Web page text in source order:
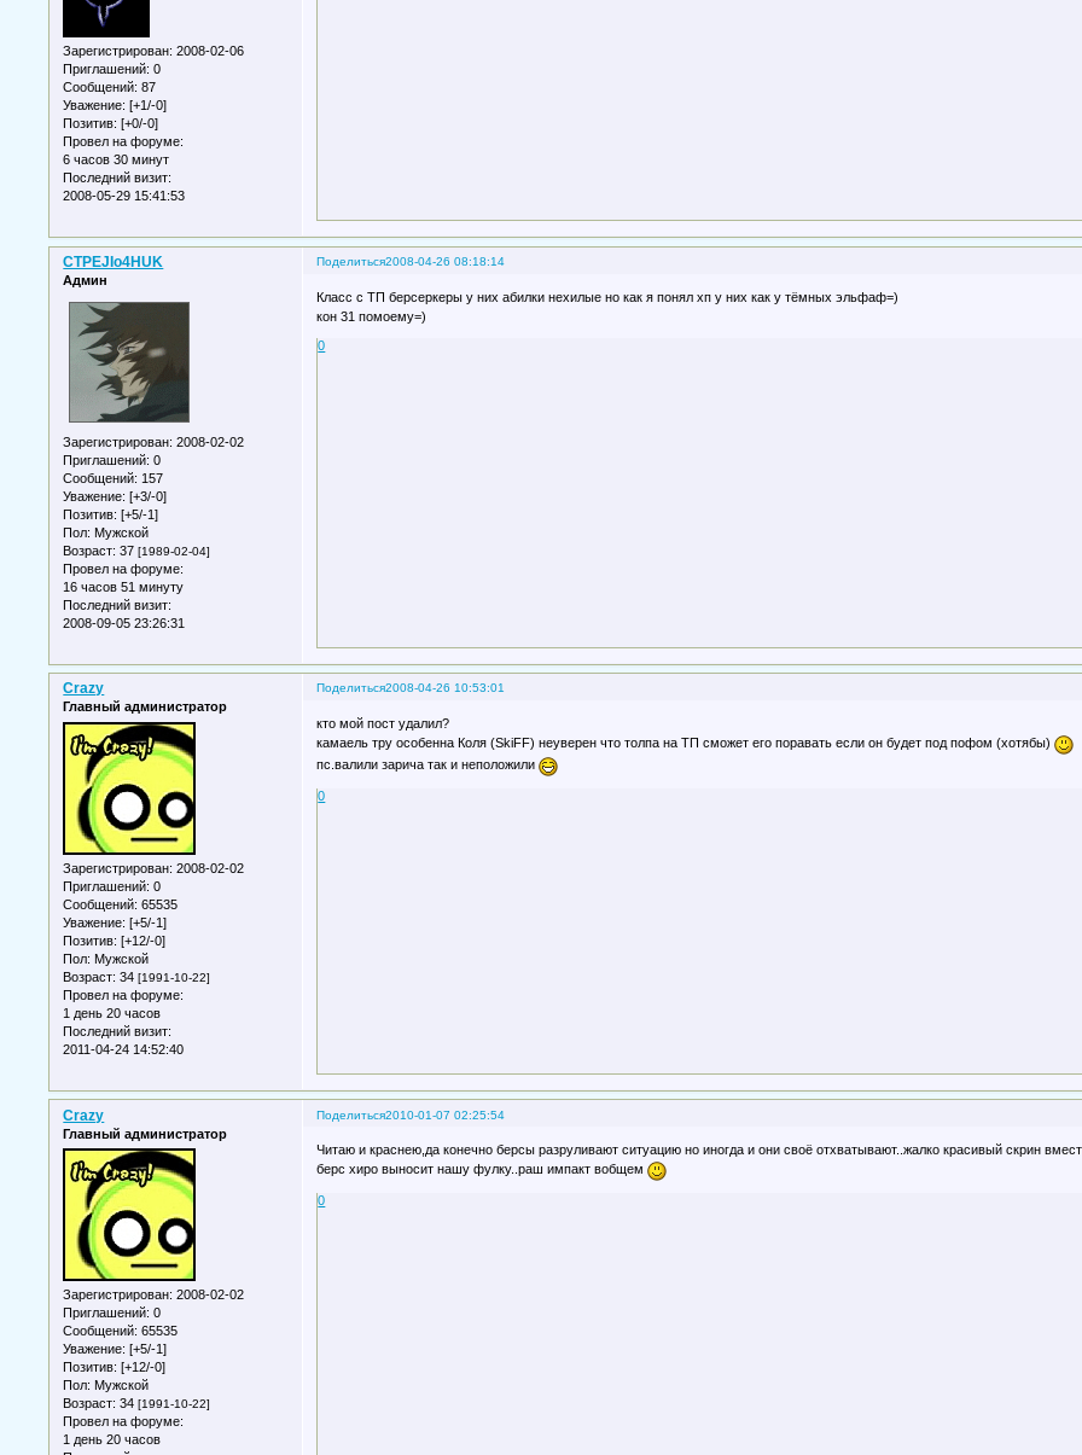
Зарегистрирован: 2008-02-06
Приглашений: 0
Сообщений: 87
Уважение: [+1/-0]
Позитив: [+0/-0]
Провел на форуме:
6 часов 30 минут
Последний визит:
2008-05-29 15:41:53
Поделиться2008-04-26 08:18:14
CTPEJIo4HUK
Админ
Зарегистрирован: 2008-02-02
Приглашений: 0
Сообщений: 157
Уважение: [+3/-0]
Позитив: [+5/-1]
Пол: Мужской
Возраст: 37[1989-02-04]
Провел на форуме:
16 часов 51 минуту
Последний визит:
2008-09-05 23:26:31
Класс с ТП берсеркеры у них абилки нехилые но как я понял хп у них как у тёмных эльфаф=)
кон 31 помоему=)
0
Поделиться2008-04-26 10:53:01
Crazy
Главный администратор
Зарегистрирован: 2008-02-02
Приглашений: 0
Сообщений: 65535
Уважение: [+5/-1]
Позитив: [+12/-0]
Пол: Мужской
Возраст: 34[1991-10-22]
Провел на форуме:
1 день 20 часов
Последний визит:
2011-04-24 14:52:40
кто мой пост удалил?
камаель тру особенна Коля (SkiFF) неуверен что толпа на ТП сможет его поравать если он будет под пофом (хотябы)
пс.валили зарича так и неположили
0
Поделиться2010-01-07 02:25:54
Crazy
Главный администратор
Зарегистрирован: 2008-02-02
Приглашений: 0
Сообщений: 65535
Уважение: [+5/-1]
Позитив: [+12/-0]
Пол: Мужской
Возраст: 34[1991-10-22]
Провел на форуме:
1 день 20 часов
Читаю и краснею,да конечно берсы разруливают ситуацию но иногда и они своё отхватывают..жалко красивый скрин
берс хиро выносит нашу фулку..раш импакт вобщем
0